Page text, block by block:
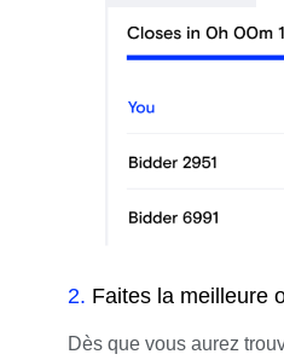
2. Faites la meilleure
Dès que vous aurez